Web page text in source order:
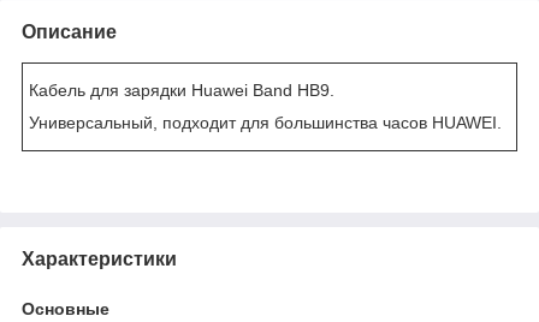
Описание
Кабель для зарядки Huawei Band HB9.
Универсальный, подходит для большинства часов HUAWEI.
Характеристики
Основные